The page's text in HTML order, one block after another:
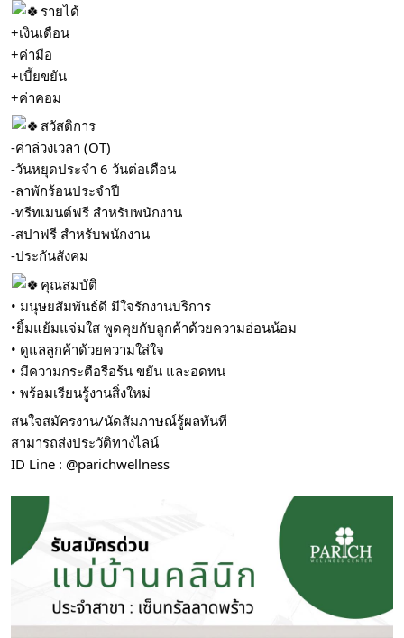
รายได้
+เงินเดือน
+ค่ามือ
+เบี้ยขยัน
+ค่าคอม
สวัสดิการ
-ค่าล่วงเวลา (OT)
-วันหยุดประจำ 6 วันต่อเดือน
-ลาพักร้อนประจำปี
-ทรีทเมนต์ฟรี สำหรับพนักงาน
-สปาฟรี สำหรับพนักงาน
-ประกันสังคม
คุณสมบัติ
• มนุษยสัมพันธ์ดี มีใจรักงานบริการ
•ยิ้มแย้มแจ่มใส พูดคุยกับลูกค้าด้วยความอ่อนน้อม
• ดูแลลูกค้าด้วยความใส่ใจ
• มีความกระตือรือร้น ขยัน และอดทน
• พร้อมเรียนรู้งานสิ่งใหม่
สนใจสมัครงาน/นัดสัมภาษณ์รู้ผลทันที
สามารถส่งประวัติทางไลน์
ID Line : @parichwellness